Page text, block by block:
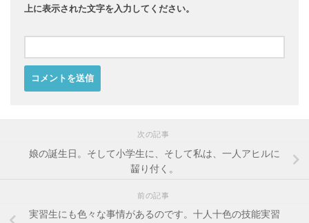
上に表示された文字を入力してください。
次の記事
娘の誕生日。そして小学生に、そして私は、一人アヒルに
齧り付く。
前の記事
実習生にも色々な事情があるのです。十人十色の技能実習